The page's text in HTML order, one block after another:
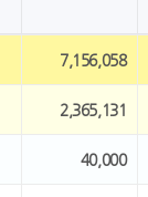
7,156,058
2,365,131
40,000